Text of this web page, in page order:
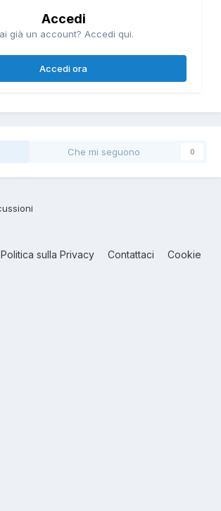
Accedi
già un account? Accedi qui.
Accedi ora
Che mi seguono 0
Politica sulla Privacy Contattaci Cookie